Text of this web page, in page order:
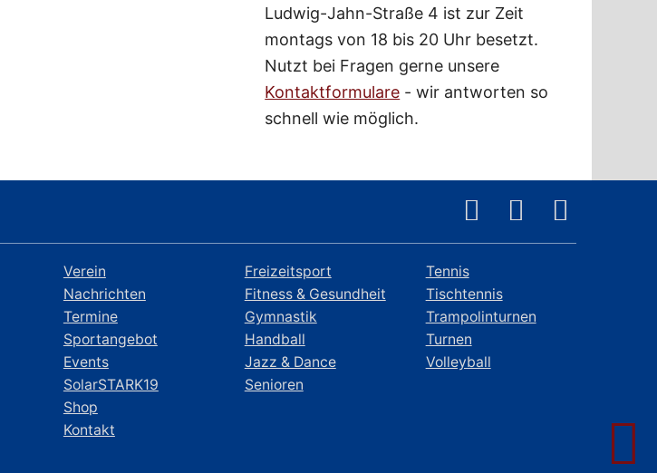
Ludwig-Jahn-Straße 4 ist zur Zeit
montags von 18 bis 20 Uhr besetzt.
Nutzt bei Fragen gerne unsere
Kontaktformulare - wir antworten so
schnell wie möglich.
Verein
Nachrichten
Termine
Sportangebot
Events
SolarSTARK19
Shop
Kontakt
Freizeitsport
Fitness & Gesundheit
Gymnastik
Handball
Jazz & Dance
Senioren
Tennis
Tischtennis
Trampolinturnen
Turnen
Volleyball